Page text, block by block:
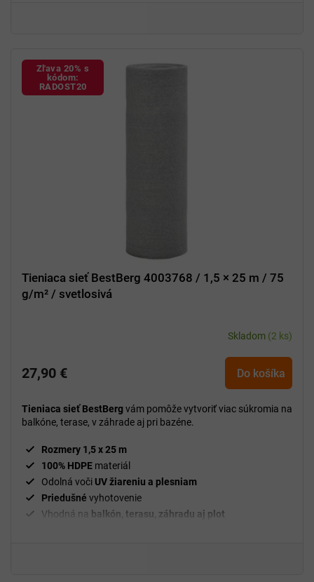
Zľava 20% s
kódom:
RADOST20
Tieniaca sieť BestBerg 4003768 / 1,5 × 25 m / 75
g/m² / svetlosivá
Skladom (2 ks)
27,90 € Do košíka
Tieniaca sieť BestBerg vám pomôže vytvoriť viac súkromia na
balkóne, terase, v záhrade aj pri bazéne.
Rozmery 1,5 x 25 m
100% HDPE materiál
Odolná voči UV žiareniu a plesniam
Priedušné vyhotovenie
Vhodná na balkón, terasu, záhradu aj plot